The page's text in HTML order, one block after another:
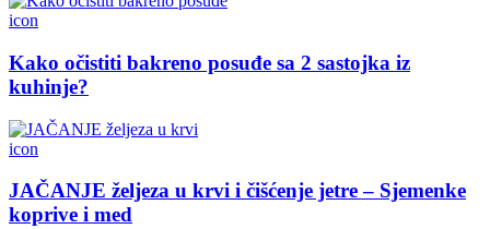
icon
Kako očistiti bakreno posuđe sa 2 sastojka iz
kuhinje?
icon
JAČANJE željeza u krvi i čišćenje jetre – Sjemenke
koprive i med